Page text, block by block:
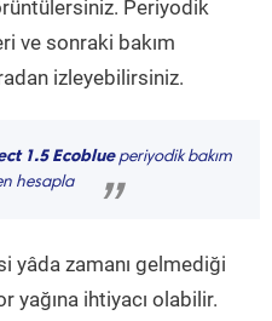
Periyodik
ve sonraki bakım
izleyebilirsiniz.
1.5 Ecoblueperiyodik bakım
hesapla
”
yâda zamanı gelmediği
yağına ihtiyacı olabilir.